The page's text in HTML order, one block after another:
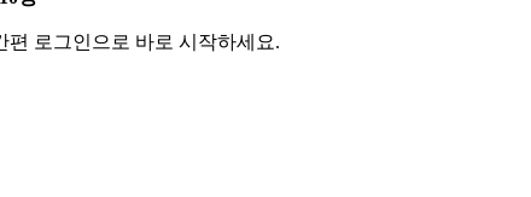
편 로그인으로 바로 시작하세요.